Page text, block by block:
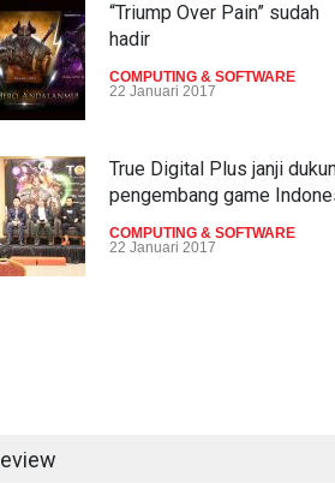
“Triump Over Pain” sudah
hadir
COMPUTING & SOFTWARE
22 Januari 2017
True Digital Plus janji
pengembang game
COMPUTING & SOFTWARE
22 Januari 2017